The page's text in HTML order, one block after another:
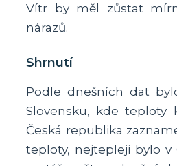
Vítr by měl zůstat
nárazů.
Shrnutí
Podle dnešních dat
Slovensku, kde teploty
Česká republika
teploty, nejtepleji bylo v